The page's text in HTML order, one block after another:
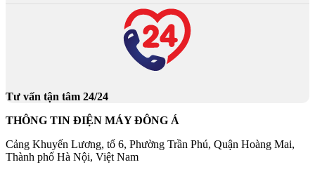
Tư vấn tận tâm 24/24
THÔNG TIN ĐIỆN MÁY ĐÔNG Á
Cảng Khuyến Lương, tổ 6, Phường Trần Phú, Quận Hoàng Mai,
Thành phố Hà Nội, Việt Nam